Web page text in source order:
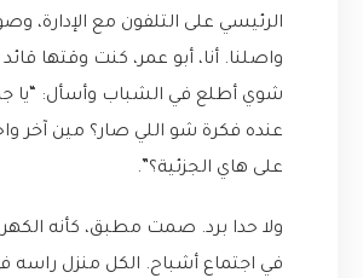
الرئيسي على التلفون مع الإدارة،
واصلنا. أنا، أبو عمر، كنت وقتها
شوي أطلع في الشباب وأسأل: “يا
على هاي الجزئية؟”.
ولا حدا برد. صمت مطبق، كأنه
في اجتماع أشباح. الكل منزل راسه